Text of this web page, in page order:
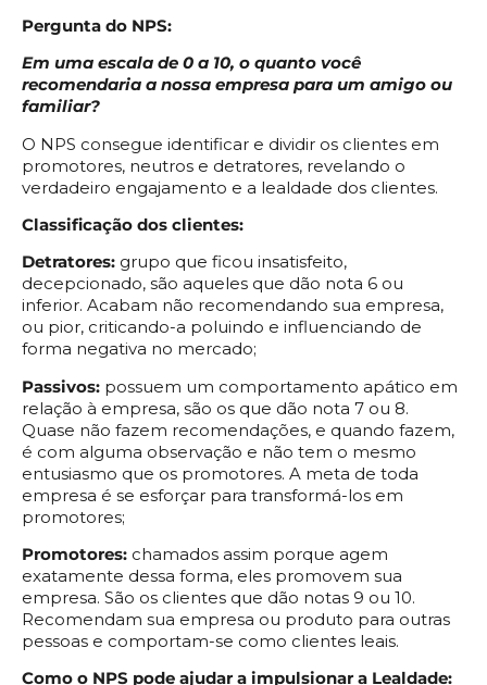
Pergunta do NPS:
Em uma escala de 0 a 10, o quanto você
recomendaria a nossa empresa para um amigo ou
familiar?
O NPS consegue identificar e dividir os clientes em
promotores, neutros e detratores, revelando o
verdadeiro engajamento e a lealdade dos clientes.
Classificação dos clientes:
Detratores: grupo que ficou insatisfeito,
decepcionado, são aqueles que dão nota 6 ou
inferior. Acabam não recomendando sua empresa,
ou pior, criticando-a poluindo e influenciando de
forma negativa no mercado;
Passivos: possuem um comportamento apático em
relação à empresa, são os que dão nota 7 ou 8.
Quase não fazem recomendações, e quando fazem,
é com alguma observação e não tem o mesmo
entusiasmo que os promotores. A meta de toda
empresa é se esforçar para transformá-los em
promotores;
Promotores: chamados assim porque agem
exatamente dessa forma, eles promovem sua
empresa. São os clientes que dão notas 9 ou 10.
Recomendam sua empresa ou produto para outras
pessoas e comportam-se como clientes leais.
Como o NPS pode ajudar a impulsionar a Lealdade: